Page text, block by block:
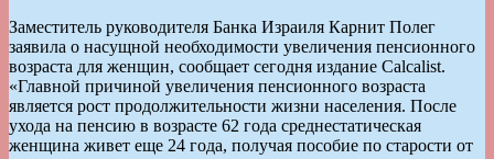
Заместитель руководителя Банка Израиля Карнит Полег
заявила о насущной необходимости увеличения пенсионного
возраста для женщин, сообщает сегодня издание Calcalist.
«Главной причиной увеличения пенсионного возраста
является рост продолжительности жизни населения. После
ухода на пенсию в возрасте 62 года среднестатическая
женщина живет еще 24 года, получая пособие по старости от